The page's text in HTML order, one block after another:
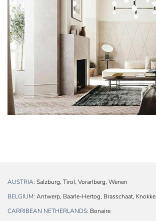
AUSTRIA: Salzburg, Tirol, Vorarlberg, Wenen
BELGIUM: Antwerp, Baarle-Hertog, Brasschaat, Knokke
CARRIBEAN NETHERLANDS: Bonaire